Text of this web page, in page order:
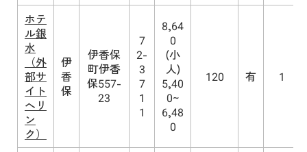
ホテ
ル銀
水
（外
部サ
イト
へリ
ン
ク）
伊
香
保
伊香保
町伊香
保557-
23
7
2-
3
7
1
1
8,64
0
(小
人)
5,40
0~
6,48
0
120 有 1